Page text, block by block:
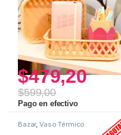
$479,20
$599,00
Pago en efectivo
Bazar,Vaso Térmico